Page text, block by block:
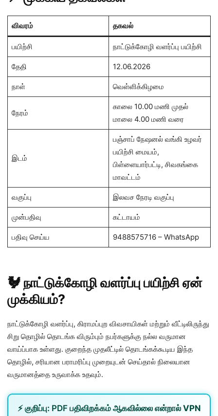
விவரம் தகவல்
பயிற்சி நாட்டுக்கோழி வளர்ப்பு பயிற்சி
தேதி 12.06.2026
நாள் வெள்ளிக்கிழமை
நேரம்
காலை 10.00 மணி முதல்
மாலை 4.00 மணி வரை
இடம்
பஞ்சாப் நேஷனல் வங்கி உழவர்
பயிற்சி மையம்,
பிள்ளையார்பட்டி, சிவகங்கை
மாவட்டம்
வகுப்பு இலவச நேரடி வகுப்பு
முன்பதிவு கட்டாயம்
பதிவு செய்ய 9488575716 – WhatsApp
🐓 நாட்டுக்கோழி வளர்ப்பு பயிற்சி ஏன்
முக்கியம்?
நாட்டுக்கோழி வளர்ப்பு, கிராமப்புற விவசாயிகள் மற்றும் வீட்டிலிருந்து
சிறு தொழில் தொடங்க விரும்பும் நபர்களுக்கு நல்ல வருமான
வாய்ப்பாக உள்ளது. குறைந்த முதலீட்டில் தொடங்கக்கூடிய இந்த
தொழில், சரியான பராமரிப்பு முறையுடன் செய்தால் நிலையான
வருமானத்தை உருவாக்க உதவும்.
⚡ குறிப்பு: PDF பதிவிறக்கம் ஆகவில்லை என்றால் VPN